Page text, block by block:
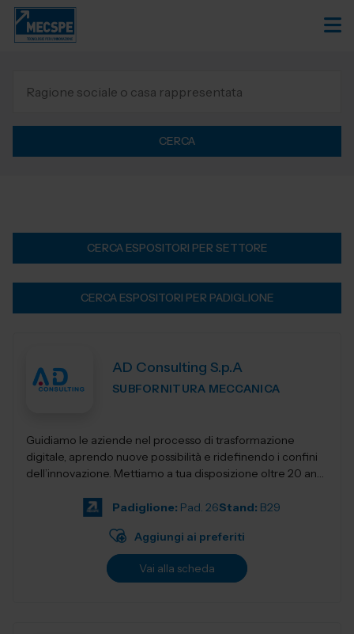
CERCA
CERCA ESPOSITORI PER SETTORE
CERCA ESPOSITORI PER PADIGLIONE
AD Consulting S.p.A
SUBFORNITURA MECCANICA
Guidiamo le aziende nel processo di trasformazione
digitale, aprendo nuove possibilità e ridefinendo i confini
dell’innovazione. Mettiamo a tua disposizione oltre 20 anni
Padiglione: Pad. 26Stand: B29
Aggiungi ai preferiti
Vai alla scheda